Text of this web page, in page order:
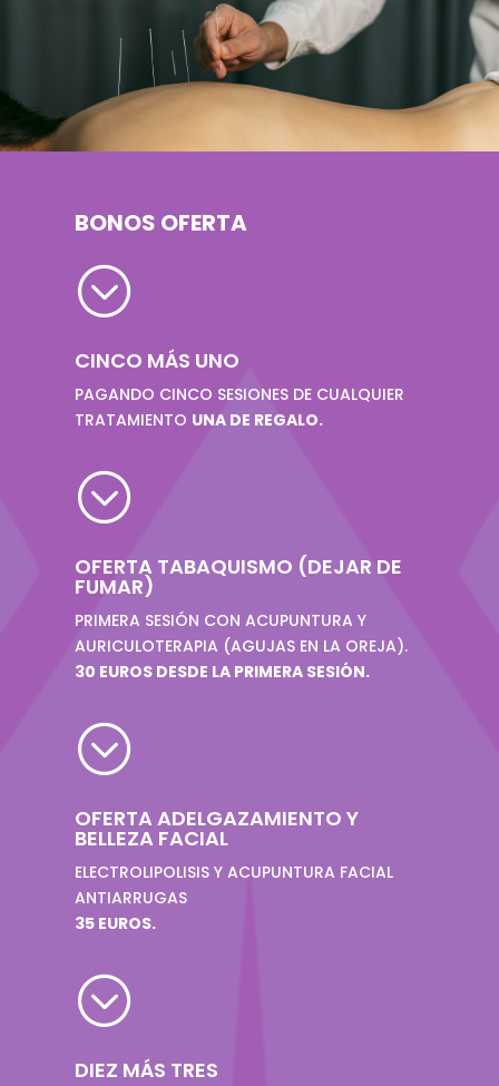
BONOS OFERTA
;
CINCO MÁS UNO
PAGANDO CINCO SESIONES DE CUALQUIER
TRATAMIENTO UNA DE REGALO.
;
OFERTA TABAQUISMO (DEJAR DE
FUMAR)
PRIMERA SESIÓN CON ACUPUNTURA Y
AURICULOTERAPIA (AGUJAS EN LA OREJA).
30 EUROS DESDE LA PRIMERA SESIÓN.
;
OFERTA ADELGAZAMIENTO Y
BELLEZA FACIAL
ELECTROLIPOLISIS Y ACUPUNTURA FACIAL
ANTIARRUGAS
35 EUROS.
;
DIEZ MÁS TRES